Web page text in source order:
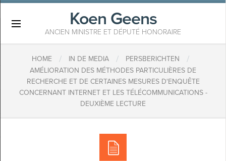
Koen Geens
ANCIEN MINISTRE ET DÉPUTÉ HONORAIRE
HOME / IN DE MEDIA / PERSBERICHTEN /
AMÉLIORATION DES MÉTHODES PARTICULIÈRES DE
RECHERCHE ET DE CERTAINES MESURES D'ENQUÊTE
CONCERNANT INTERNET ET LES TÉLÉCOMMUNICATIONS -
DEUXIÈME LECTURE